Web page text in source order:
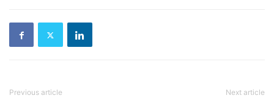
Previous article Next article